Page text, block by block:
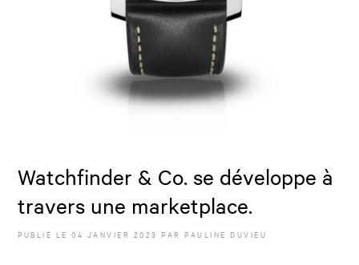
Watchfinder & Co. se développe à
travers une marketplace.
PUBLIÉ LE04 JANVIER 2023 PARPAULINE DUVIEU